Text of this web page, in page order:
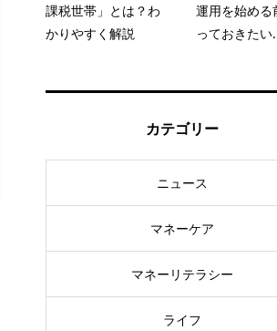
課税世帯」とは？わ
かりやすく解説
運用を始める
っておきたい
カテゴリー
ニュース
マネーケア
マネーリテラシー
ライフ